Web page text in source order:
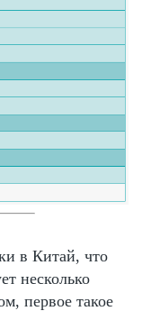
в Китай, что
несколько
первое такое